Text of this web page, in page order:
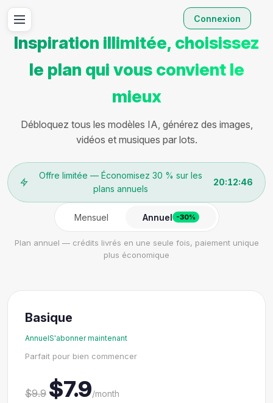
Inspiration illimitée, choisissez
le plan qui vous convient le
mieux
Débloquez tous les modèles IA, générez des images,
vidéos et musiques par lots.
Offre limitée — Économisez 30 % sur les
plans annuels
20:12:46
Mensuel Annuel -30%
Plan annuel — crédits livrés en une seule fois, paiement unique
plus économique
Basique
AnnuelS'abonner maintenant
Parfait pour bien commencer
$9.9 $7.9/month
Connexion